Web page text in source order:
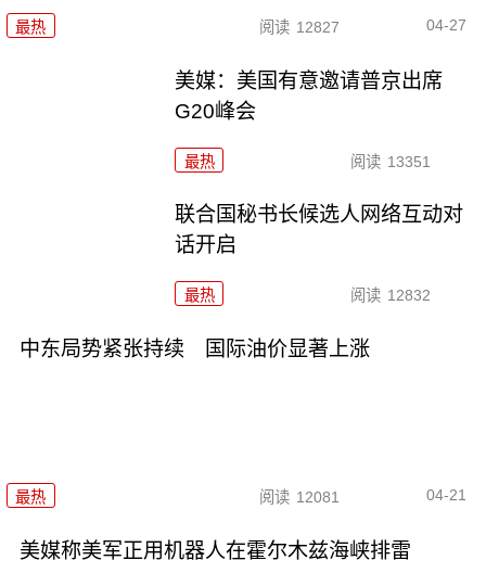
最热 阅读 12827 04-27
美媒：美国有意邀请普京出席
G20峰会
最热 阅读 13351
联合国秘书长候选人网络互动对
话开启
最热 阅读 12832
中东局势紧张持续 国际油价显著上涨
最热 阅读 12081 04-21
美媒称美军正用机器人在霍尔木兹海峡排雷